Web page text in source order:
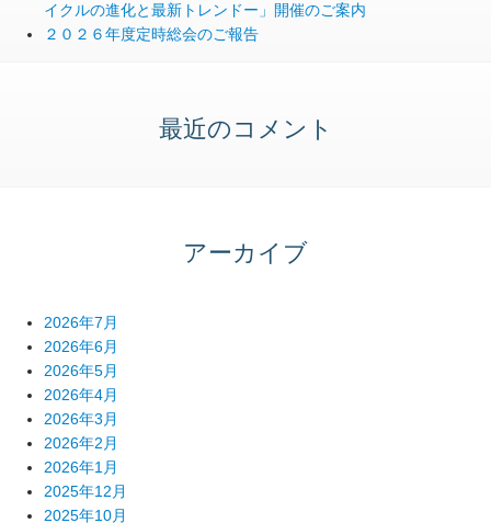
イクルの進化と最新トレンドー」開催のご案内
２０２６年度定時総会のご報告
最近のコメント
アーカイブ
2026年7月
2026年6月
2026年5月
2026年4月
2026年3月
2026年2月
2026年1月
2025年12月
2025年10月